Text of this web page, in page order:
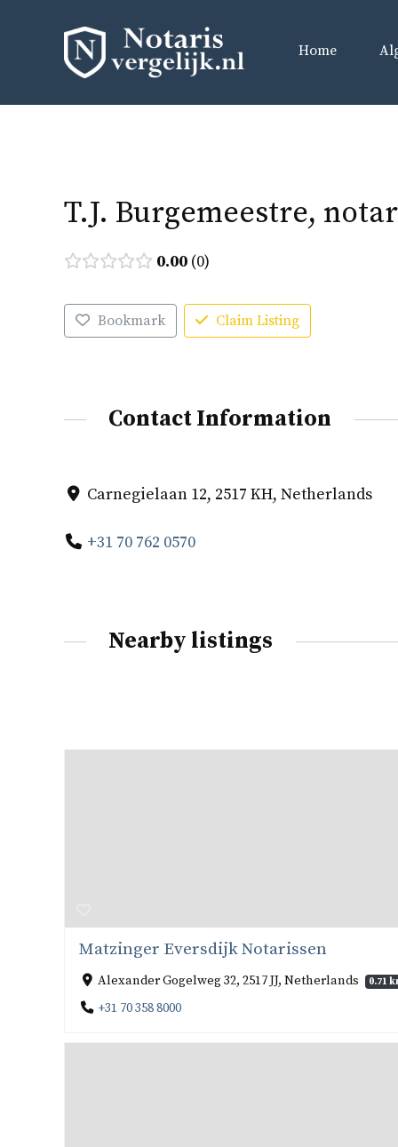
Home
T.J. Burgemeestre,
0.00 0
Bookmark Claim Listing
Contact Information
Carnegielaan 12, 2517 KH, Netherlands
+31 70 762 0570
Nearby listings
Matzinger Eversdijk Notarissen
Alexander Gogelweg 32, 2517 JJ, Netherlands 0.71
+31 70 358 8000